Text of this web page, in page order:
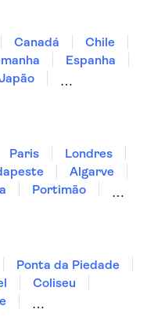
Canadá
Chile
Espanha
Paris
Londres
Algarve
Portimão
Ponta da Piedade
Coliseu